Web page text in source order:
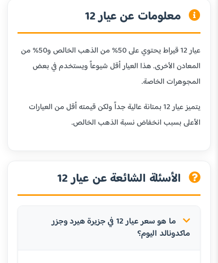
معلومات عن عيار 12
عيار 12 قيراط يحتوي على 50% من الذهب الخالص و50% من
المعادن الأخرى. هذا العيار أقل شيوعاً ويستخدم في بعض
المجوهرات الخاصة.
يتميز عيار 12 بمتانة عالية جداً ولكن قيمته أقل من العيارات
الأعلى بسبب انخفاض نسبة الذهب الخالص.
الأسئلة الشائعة عن عيار 12
ما هو سعر عيار 12 في جزيرة هيرد وجزر
ماكدونالد اليوم؟